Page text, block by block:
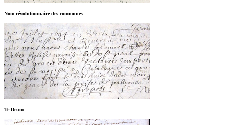
Nom révolutionnaire des communes
Te Deum